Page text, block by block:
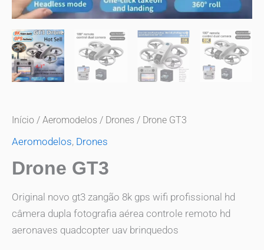
Início / Aeromodelos / Drones / Drone GT3
Aeromodelos, Drones
Drone GT3
Original novo gt3 zangão 8k gps wifi profissional hd
câmera dupla fotografia aérea controle remoto hd
aeronaves quadcopter uav brinquedos